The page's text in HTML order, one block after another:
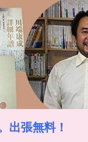
出張無料！